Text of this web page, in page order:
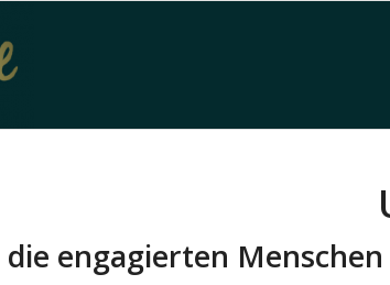
die engagierten